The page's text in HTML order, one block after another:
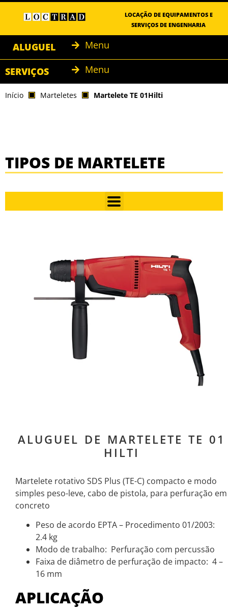
LOCAÇÃO DE EQUIPAMENTOS E
SERVIÇOS DE ENGENHARIA
ALUGUEL Menu
SERVIÇOS Menu
Início Marteletes Martelete TE 01Hilti
TIPOS DE MARTELETE
ALUGUEL DE MARTELETE TE 01
HILTI
Martelete rotativo SDS Plus (TE-C) compacto e modo
simples peso-leve, cabo de pistola, para perfuração em
concreto
Peso de acordo EPTA – Procedimento 01/2003:
2.4 kg
Modo de trabalho: Perfuração com percussão
Faixa de diâmetro de perfuração de impacto: 4 –
16 mm
APLICAÇÃO